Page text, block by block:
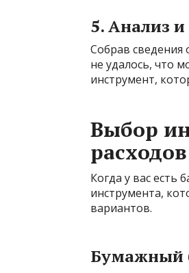
5. Анализ
Собрав сведения
не удалось, что
инструмент,
Выбор
расходов
Когда у вас
инструмента,
вариантов.
Бумажный